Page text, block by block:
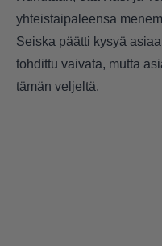
yhteistaipaleensa
Seiska päätti kysyä
tohdittu vaivata, mutta
tämän veljeltä.